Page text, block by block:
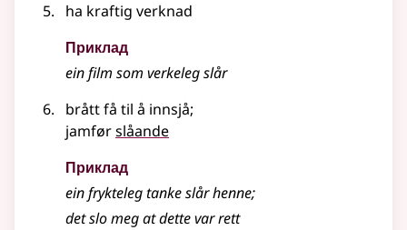
ha kraftig verknad
Приклад
ein film som verkeleg slår
brått få til å innsjå;
jamførslåande
Приклад
ein frykteleg tanke slår henne;
det slo meg at dette var rett